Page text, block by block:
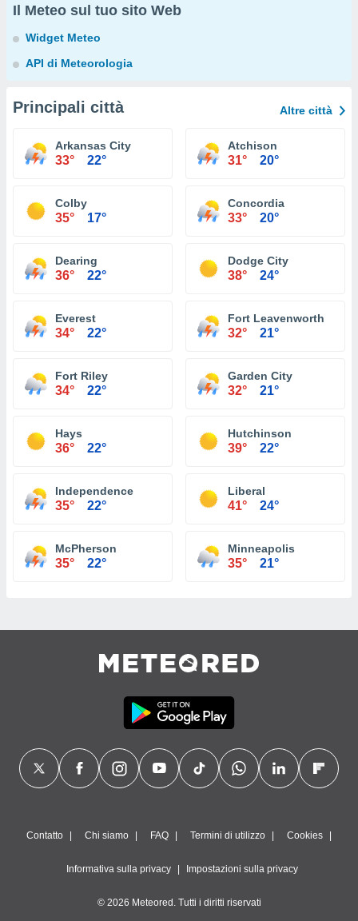
Il Meteo sul tuo sito Web
Widget Meteo
API di Meteorologia
Principali città Altre città
Arkansas City
33° 22°
Atchison
31° 20°
Colby
35° 17°
Concordia
33° 20°
Dearing
36° 22°
Dodge City
38° 24°
Everest
34° 22°
Fort Leavenworth
32° 21°
Fort Riley
34° 22°
Garden City
32° 21°
Hays
36° 22°
Hutchinson
39° 22°
Independence
35° 22°
Liberal
41° 24°
McPherson
35° 22°
Minneapolis
35° 21°
Contatto Chi siamo FAQ Termini di utilizzo Cookies
Informativa sulla privacy Impostazioni sulla privacy
© 2026 Meteored. Tutti i diritti riservati